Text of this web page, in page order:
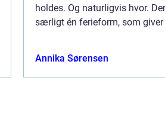
holdes. Og naturligvis hvor.
særligt én ferieform, som giver
Annika Sørensen